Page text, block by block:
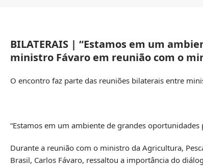
BILATERAIS | “Estamos em um
ministro Fávaro em reunião com o
O encontro faz parte das reuniões bilaterais entre
“Estamos em um ambiente de grandes
Durante a reunião com o ministro da Agricultura,
Brasil, Carlos Fávaro, ressaltou a importância do